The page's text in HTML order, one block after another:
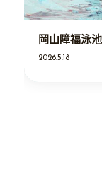
岡山障福泳
2026.5.18